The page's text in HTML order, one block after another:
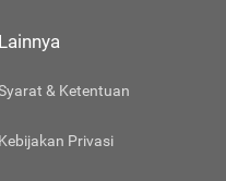
Lainnya
& Ketentuan
Kebijakan Privasi